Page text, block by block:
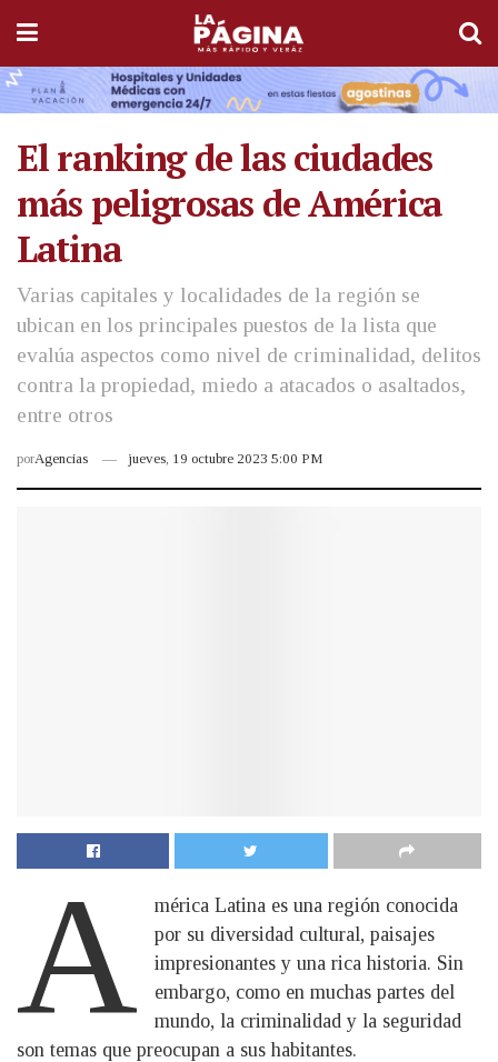
El ranking de las ciudades
más peligrosas de América
Latina
Varias capitales y localidades de la región se
ubican en los principales puestos de la lista que
evalúa aspectos como nivel de criminalidad, delitos
contra la propiedad, miedo a atacados o asaltados,
entre otros
porAgencias jueves, 19 octubre 2023 5:00 PM
A
mérica Latina es una región conocida
por su diversidad cultural, paisajes
impresionantes y una rica historia. Sin
embargo, como en muchas partes del
mundo, la criminalidad y la seguridad
son temas que preocupan a sus habitantes.